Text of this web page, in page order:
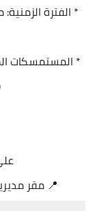
* المستمسكات
📍 مقر